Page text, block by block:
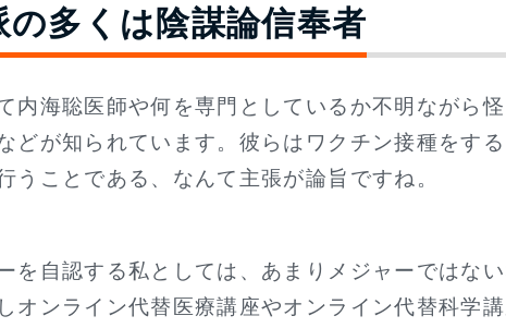
多くは陰謀論信奉者
内海聡医師や何を専門としているか不明ながら
どが知られています。彼らはワクチン接種をす
うことである、なんて主張が論旨ですね。
を自認する私としては、あまりメジャーではな
オンライン代替医療講座やオンライン代替科学